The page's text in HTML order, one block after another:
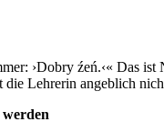
›Dobry źeń.‹« Das
Lehrerin angeblich